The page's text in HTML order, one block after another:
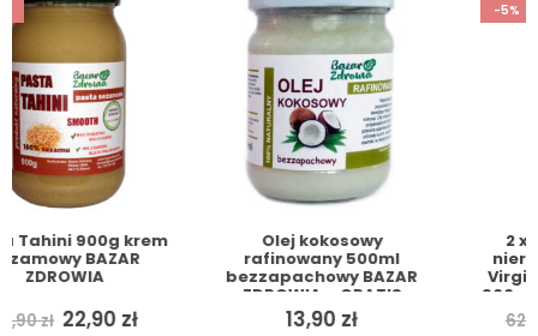
Olej kokosowy
rafinowany 500ml
bezzapachowy BAZAR
13,90
-5%
2 x Olej kokosowy
nierafinowany Extra
Virgin zimnotłoczony
900ml BAZAR ZDROWIA
62,90